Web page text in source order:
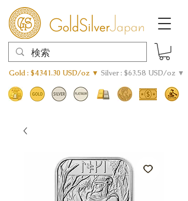
Gold : $4341.30 USD/oz ▼ Silver : $63.58 USD/oz ▼